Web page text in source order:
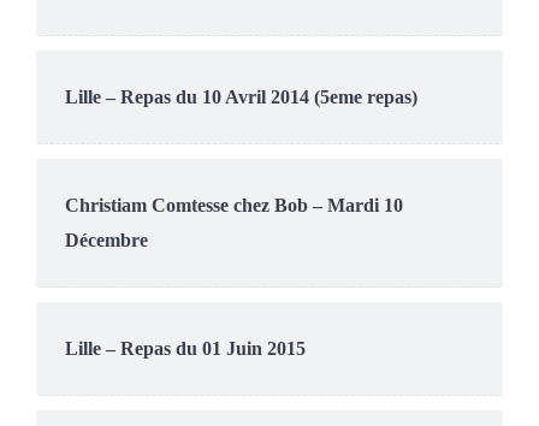
Lille – Repas du 10 Avril 2014 (5eme repas)
Christiam Comtesse chez Bob – Mardi 10
Décembre
Lille – Repas du 01 Juin 2015